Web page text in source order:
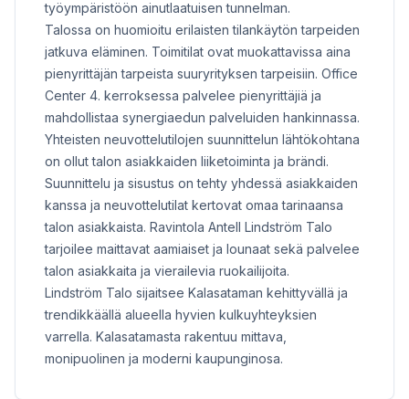
työympäristöön ainutlaatuisen tunnelman.
Talossa on huomioitu erilaisten tilankäytön tarpeiden
jatkuva eläminen. Toimitilat ovat muokattavissa aina
pienyrittäjän tarpeista suuryrityksen tarpeisiin. Office
Center 4. kerroksessa palvelee pienyrittäjiä ja
mahdollistaa synergiaedun palveluiden hankinnassa.
Yhteisten neuvottelutilojen suunnittelun lähtökohtana
on ollut talon asiakkaiden liiketoiminta ja brändi.
Suunnittelu ja sisustus on tehty yhdessä asiakkaiden
kanssa ja neuvottelutilat kertovat omaa tarinaansa
talon asiakkaista. Ravintola Antell Lindström Talo
tarjoilee maittavat aamiaiset ja lounaat sekä palvelee
talon asiakkaita ja vierailevia ruokailijoita.
Lindström Talo sijaitsee Kalasataman kehittyvällä ja
trendikkäällä alueella hyvien kulkuyhteyksien
varrella. Kalasatamasta rakentuu mittava,
monipuolinen ja moderni kaupunginosa.